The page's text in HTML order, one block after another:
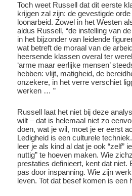
Toch weet Russell dat dit eerste
krijgen zal zijn: de gevestigde
loonarbeid. Zowel in het Westen
aldus Russell, “de instelling van
in het bijzonder van leidende
wat betreft de moraal van de
heersende klassen overal ter
‘arme maar eerlijke mensen’
hebben: vlijt, matigheid, de
onzekere, in het verre verschiet
werken … ”
Russell laat het niet bij deze
wilt – dat is helemaal niet zo
doen, wat je wil, moet je er eerst
Ledigheid is een culturele
leer je als kind al dat je ook “zelf”
nuttig” te hoeven maken. Wie
prestaties definieert, kent dat niet.
pas door inspanning. Wie zijn
leven. Tot dat besef komen is een